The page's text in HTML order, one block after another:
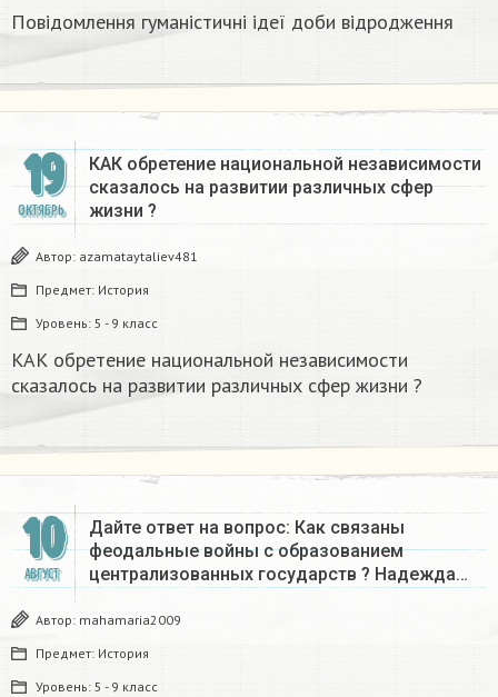
Повідомлення гуманістичні ідеї доби відродження
19
ОКТЯБРЬ
КАК обретение национальной независимости
сказалось на развитии различных сфер
жизни ?​
Автор: azamataytaliev481
Предмет: История
Уровень: 5 - 9 класс
КАК обретение национальной независимости
сказалось на развитии различных сфер жизни ?​
10
АВГУСТ
Дайте ответ на вопрос: Как связаны
феодальные войны с образованием
централизованных государств ? Надежда…
Автор: mahamaria2009
Предмет: История
Уровень: 5 - 9 класс